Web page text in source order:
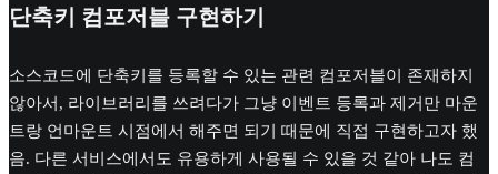
단축키 컴포저블 구현하기
소스코드에 단축키를 등록할 수 있는 관련 컴포저블이 존재하지
않아서, 라이브러리를 쓰려다가 그냥 이벤트 등록과 제거만 마운
트랑 언마운트 시점에서 해주면 되기 때문에 직접 구현하고자 했
음. 다른 서비스에서도 유용하게 사용될 수 있을 것 같아 나도 컴